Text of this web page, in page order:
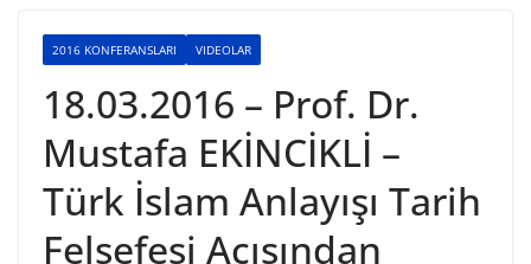
2016 KONFERANSLARI VIDEOLAR
18.03.2016 – Prof. Dr.
Mustafa EKİNCİKLİ –
Türk İslam Anlayışı Tarih
Felsefesi Açısından